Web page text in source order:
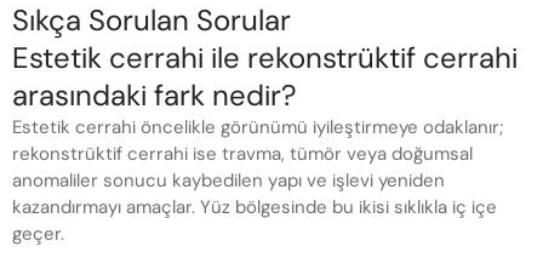
Sıkça Sorulan Sorular
Estetik cerrahi ile rekonstrüktif cerrahi
arasındaki fark nedir?
Estetik cerrahi öncelikle görünümü iyileştirmeye odaklanır;
rekonstrüktif cerrahi ise travma, tümör veya doğumsal
anomaliler sonucu kaybedilen yapı ve işlevi yeniden
kazandırmayı amaçlar. Yüz bölgesinde bu ikisi sıklıkla iç içe
geçer.